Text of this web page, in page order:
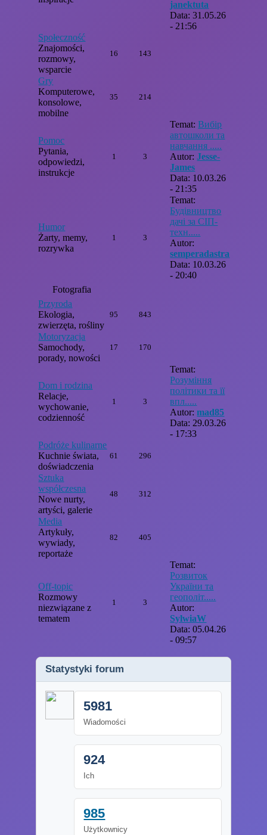
janektuta
Data: 31.05.26
- 21:56
Społeczność
Znajomości,
rozmowy,
wsparcie
16 143
Gry
Komputerowe,
konsolowe,
mobilne
35 214
Pomoc
Pytania,
odpowiedzi,
instrukcje
1 3
Temat:Вибір
автошколи та
навчання .....
Autor:Jesse-
James
Data: 10.03.26
- 21:35
Humor
Żarty, memy,
rozrywka
1 3
Temat:
Будівництво
дачі за СІП-
техн.....
Autor:
semperadastra
Data: 10.03.26
- 20:40
Fotografia
Przyroda
Ekologia,
zwierzęta, rośliny
95 843
Motoryzacja
Samochody,
porady, nowości
17 170
Dom i rodzina
Relacje,
wychowanie,
codzienność
1 3
Temat:
Розуміння
політики та її
впл.....
Autor:mad85
Data: 29.03.26
- 17:33
Podróże kulinarne
Kuchnie świata,
doświadczenia
61 296
Sztuka
współczesna
Nowe nurty,
artyści, galerie
48 312
Media
Artykuły,
wywiady,
reportaże
82 405
Off-topic
Rozmowy
niezwiązane z
tematem
1 3
Temat:
Розвиток
України та
геополіт.....
Autor:
SylwiaW
Data: 05.04.26
- 09:57
Statystyki forum
5981
Wiadomości
924
Ich
985
Użytkownicy